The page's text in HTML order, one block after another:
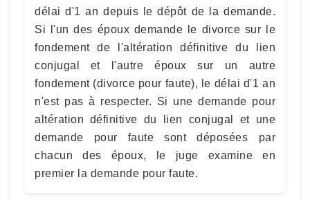
délai d'1 an depuis le dépôt de la demande.
Si l'un des époux demande le divorce sur le
fondement de l'altération définitive du lien
conjugal et l'autre époux sur un autre
fondement (divorce pour faute), le délai d'1 an
n'est pas à respecter. Si une demande pour
altération définitive du lien conjugal et une
demande pour faute sont déposées par
chacun des époux, le juge examine en
premier la demande pour faute.